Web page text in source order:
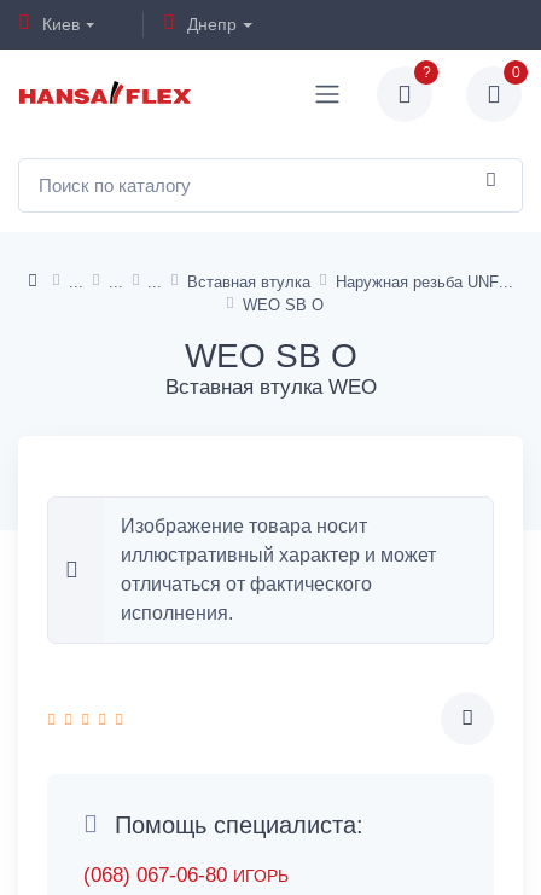
Киев Днепр
? 0
Вставная втулка
Наружная резьба UNF
WEO SB O
WEO SB O
Вставная втулка WEO
Изображение товара носит
иллюстративный характер и может
отличаться от фактического
исполнения.
Помощь специалиста:
(068) 067-06-80 ИГОРЬ